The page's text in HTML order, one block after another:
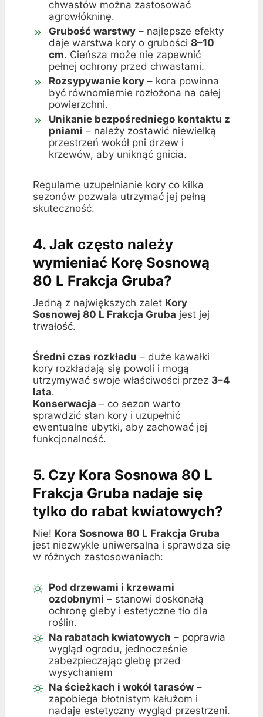
chwastów można zastosować
agrowłókninę.
Grubość warstwy – najlepsze efekty
daje warstwa kory o grubości 8–10
cm. Cieńsza może nie zapewnić
pełnej ochrony przed chwastami.
Rozsypywanie kory – kora powinna
być równomiernie rozłożona na całej
powierzchni.
Unikanie bezpośredniego kontaktu z
pniami – należy zostawić niewielką
przestrzeń wokół pni drzew i
krzewów, aby uniknąć gnicia.
Regularne uzupełnianie kory co kilka
sezonów pozwala utrzymać jej pełną
skuteczność.
4. Jak często należy
wymieniać Korę Sosnową
80 L Frakcja Gruba?
Jedną z największych zalet Kory
Sosnowej 80 L Frakcja Gruba jest jej
trwałość.
Średni czas rozkładu – duże kawałki
kory rozkładają się powoli i mogą
utrzymywać swoje właściwości przez 3–4
lata.
Konserwacja – co sezon warto
sprawdzić stan kory i uzupełnić
ewentualne ubytki, aby zachować jej
funkcjonalność.
5. Czy Kora Sosnowa 80 L
Frakcja Gruba nadaje się
tylko do rabat kwiatowych?
Nie! Kora Sosnowa 80 L Frakcja Gruba
jest niezwykle uniwersalna i sprawdza się
w różnych zastosowaniach:
Pod drzewami i krzewami
ozdobnymi – stanowi doskonałą
ochronę gleby i estetyczne tło dla
roślin.
Na rabatach kwiatowych – poprawia
wygląd ogrodu, jednocześnie
zabezpieczając glebę przed
wysychaniem
Na ścieżkach i wokół tarasów –
zapobiega błotnistym kałużom i
nadaje estetyczny wygląd przestrzeni.